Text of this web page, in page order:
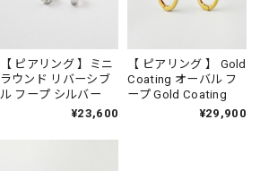
【 ピアリング 】ミニ
ラウンド リバーシブ
ル フープ シルバー
¥23,600
【 ピアリング 】 Gold
Coating オーバル フ
ープ Gold Coating
¥29,900